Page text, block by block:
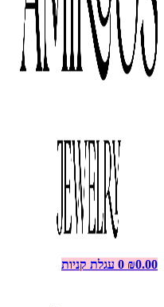
₪0.00
0 עגלת קניות